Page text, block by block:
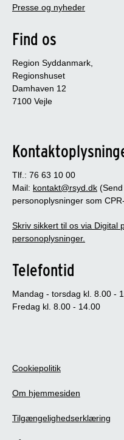
Presse og nyheder
Find os
Region Syddanmark,
Regionshuset
Damhaven 12
7100 Vejle
Tlf.: 76 63 10 00
Mail: kontakt@rsyd.dk
personoplysninger som
Skriv sikkert til os via Digital
personoplysninger.
Telefontid
Mandag - torsdag kl. 8.00 -
Fredag kl. 8.00 - 14.00
Cookiepolitik
Om hjemmesiden
Tilgængelighedserklæring